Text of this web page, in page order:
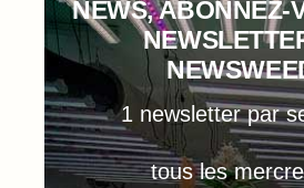
NEWS, ABONNEZ-
1 newsletter par
tous les